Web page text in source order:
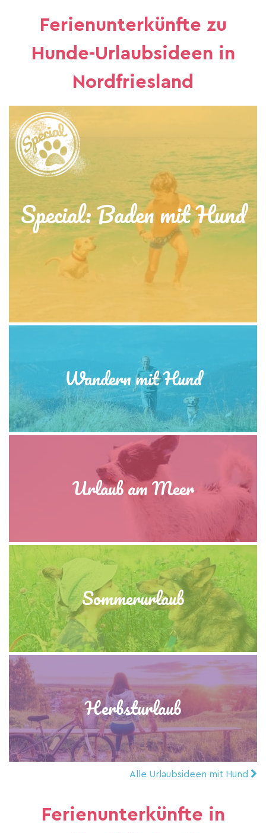
Ferienunterkünfte zu
Hunde-Urlaubsideen in
Nordfriesland
Special: Baden mit Hund
Wandern mit Hund
Urlaub am Meer
Sommerurlaub
Herbsturlaub
Alle Urlaubsideen mit Hund
Ferienunterkünfte in